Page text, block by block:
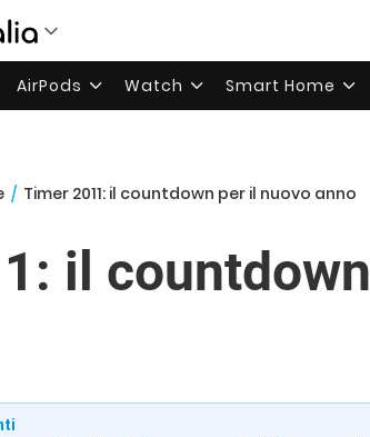
AirPods Watch Smart Home
/ Timer 2011: il countdown per il nuovo anno
il